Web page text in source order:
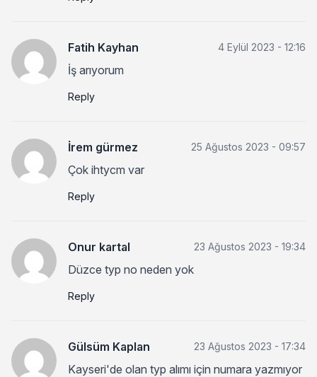
Fatih Kayhan 4 Eylül 2023 - 12:16
İş arıyorum
Reply
İrem gürmez 25 Ağustos 2023 - 09:57
Çok ihtycm var
Reply
Onur kartal 23 Ağustos 2023 - 19:34
Düzce typ no neden yok
Reply
Gülsüm Kaplan 23 Ağustos 2023 - 17:34
Kayseri'de olan typ alımı için numara yazmıyor